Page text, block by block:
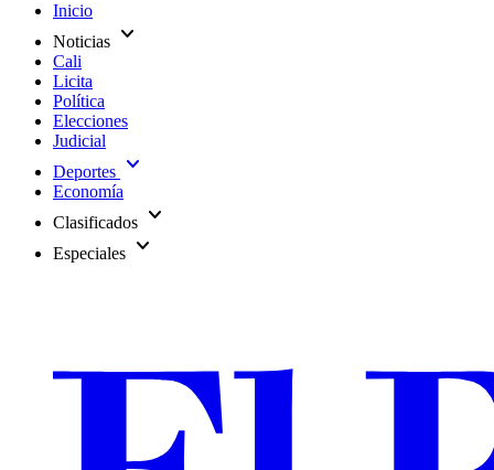
Inicio
Noticias expand_more
Cali
Licita
Política
Elecciones
Judicial
Deportes expand_more
Economía
Clasificados expand_more
Especiales expand_more